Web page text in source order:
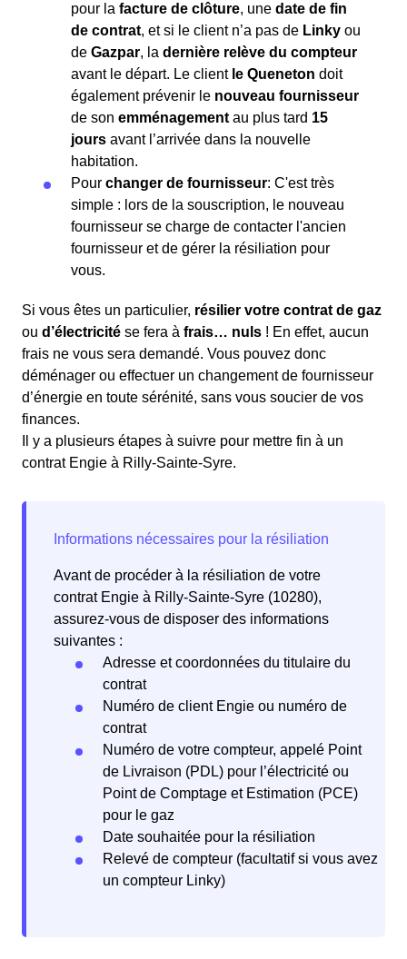
pour la facture de clôture, une date de fin
de contrat, et si le client n’a pas de Linky ou
de Gazpar, la dernière relève du compteur
avant le départ. Le client le Queneton doit
également prévenir le nouveau fournisseur
de son emménagement au plus tard 15
jours avant l’arrivée dans la nouvelle
habitation.
Pour changer de fournisseur: C'est très
simple : lors de la souscription, le nouveau
fournisseur se charge de contacter l'ancien
fournisseur et de gérer la résiliation pour
vous.
Si vous êtes un particulier, résilier votre contrat de gaz
ou d’électricité se fera à frais… nuls ! En effet, aucun
frais ne vous sera demandé. Vous pouvez donc
déménager ou effectuer un changement de fournisseur
d’énergie en toute sérénité, sans vous soucier de vos
finances.
Il y a plusieurs étapes à suivre pour mettre fin à un
contrat Engie à Rilly-Sainte-Syre.
Avant de procéder à la résiliation de votre
contrat Engie à Rilly-Sainte-Syre (10280),
assurez-vous de disposer des informations
suivantes :
Adresse et coordonnées du titulaire du
contrat
Numéro de client Engie ou numéro de
contrat
Numéro de votre compteur, appelé Point
de Livraison (PDL) pour l’électricité ou
Point de Comptage et Estimation (PCE)
pour le gaz
Date souhaitée pour la résiliation
Relevé de compteur (facultatif si vous avez
un compteur Linky)